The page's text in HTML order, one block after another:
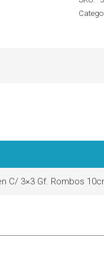
C/ 3×3 Gf. Rombos